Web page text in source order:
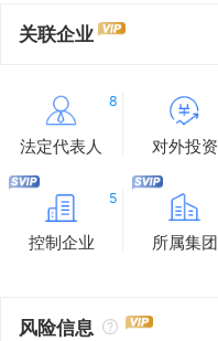
关联企业
8
法定代表人 对外投资
5
控制企业 所属集团
风险信息